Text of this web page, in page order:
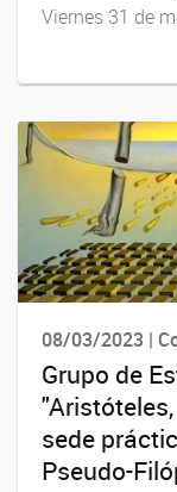
Viernes 31 de
08/03/2023 |
Grupo de
sede
Pseudo-